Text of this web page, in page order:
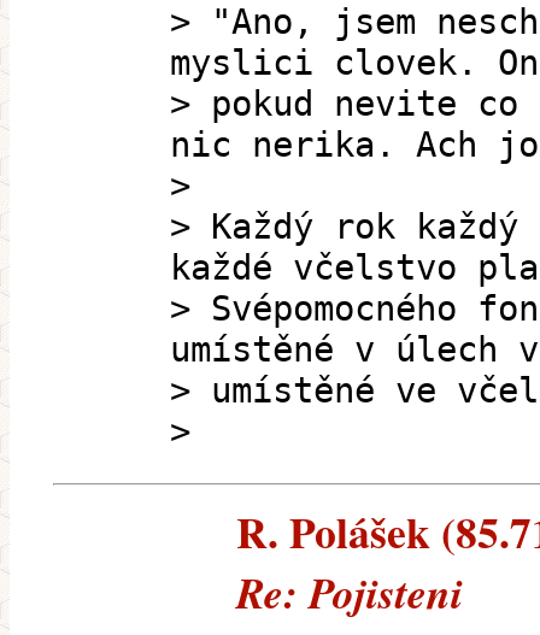
> "Ano, jsem
myslici clovek.
> pokud nevite co
nic nerika. Ach
>
> Každý rok
každé včelstvo
> Svépomocného
umístěné v úlech
> umístěné ve
>
R. Polášek
Re: Pojisteni